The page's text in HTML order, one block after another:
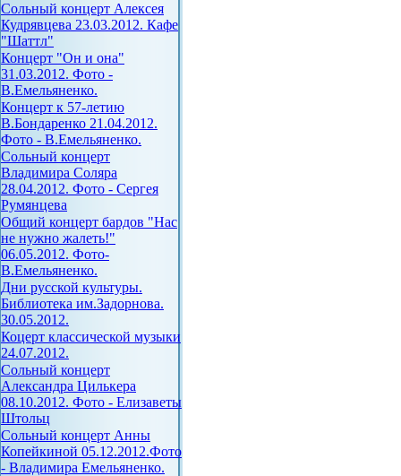
Сольный концерт Алексея
Кудрявцева 23.03.2012. Кафе
"Шаттл"
Концерт "Он и она"
31.03.2012. Фото -
В.Емельяненко.
Концерт к 57-летию
В.Бондаренко 21.04.2012.
Фото - В.Емельяненко.
Сольный концерт
Владимира Соляра
28.04.2012. Фото - Сергея
Румянцева
Общий концерт бардов "Нас
не нужно жалеть!"
06.05.2012. Фото-
В.Емельяненко.
Дни русской культуры.
Библиотека им.Задорнова.
30.05.2012.
Коцерт классической музыки
24.07.2012.
Сольный концерт
Александра Цилькера
08.10.2012. Фото - Елизаветы
Штольц
Сольный концерт Анны
Копейкиной 05.12.2012.Фото
- Владимира Емельяненко.